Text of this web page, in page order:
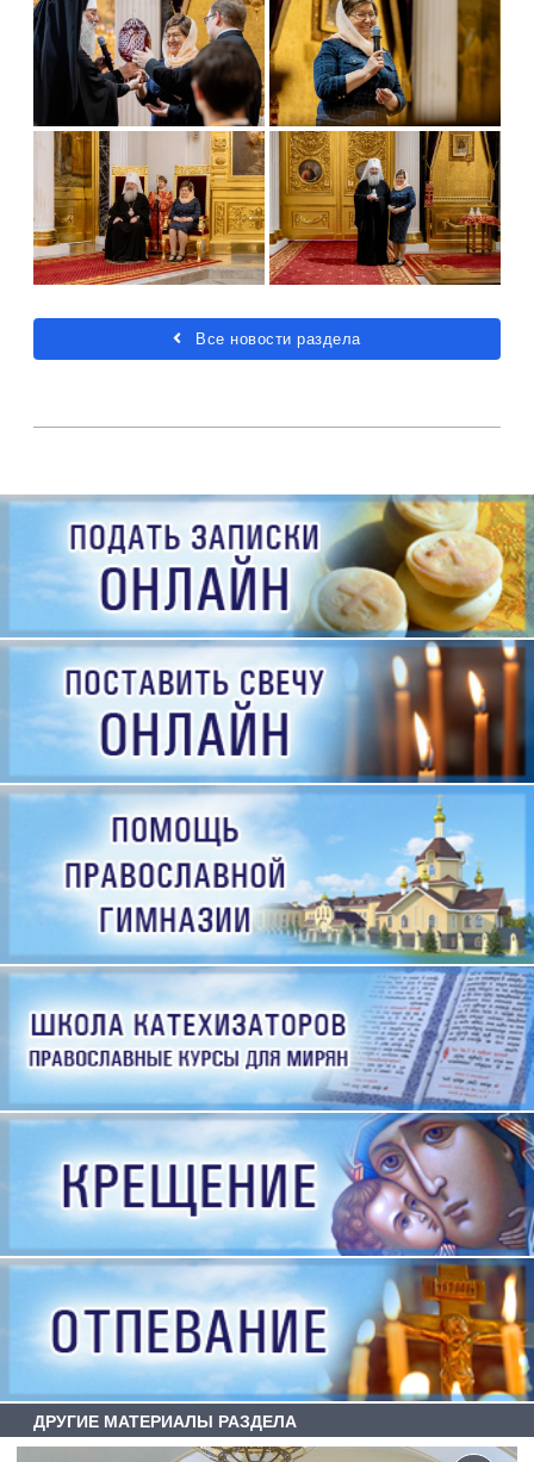
Все новости раздела
ДРУГИЕ МАТЕРИАЛЫ РАЗДЕЛА